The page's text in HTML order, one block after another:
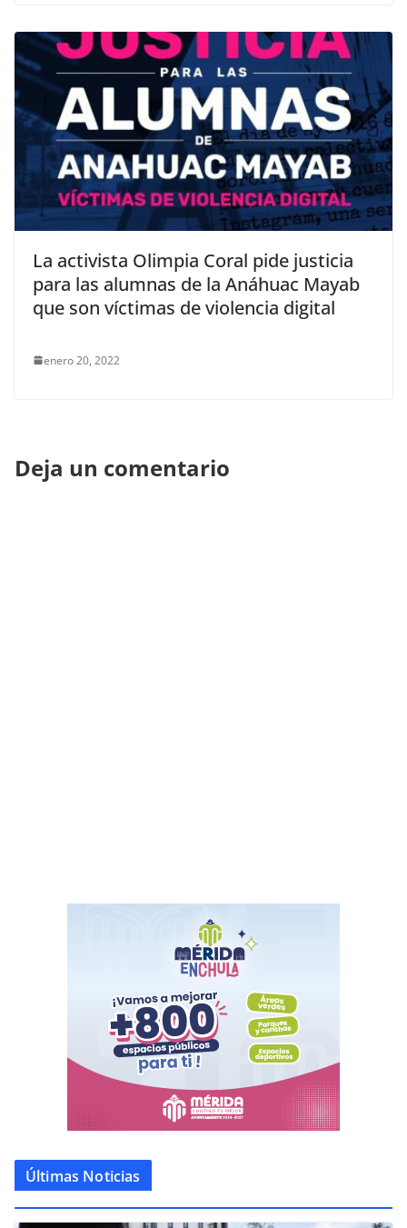
La activista Olimpia Coral pide justicia
para las alumnas de la Anáhuac Mayab
que son víctimas de violencia digital
enero 20, 2022
Deja un comentario
Últimas Noticias